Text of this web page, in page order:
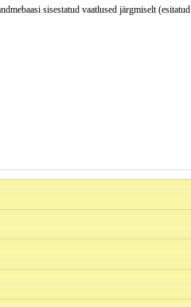
sisestatud vaatlused järgmiselt